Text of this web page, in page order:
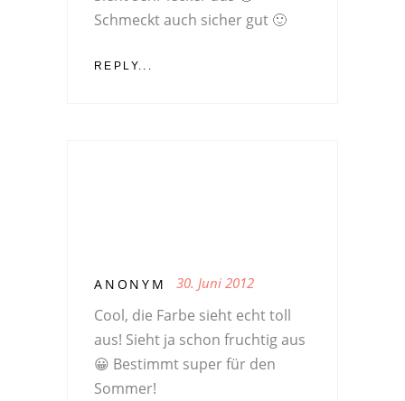
Schmeckt auch sicher gut 🙂
REPLY...
ANONYM 30. Juni 2012
Cool, die Farbe sieht echt toll
aus! Sieht ja schon fruchtig aus
😀 Bestimmt super für den
Sommer!